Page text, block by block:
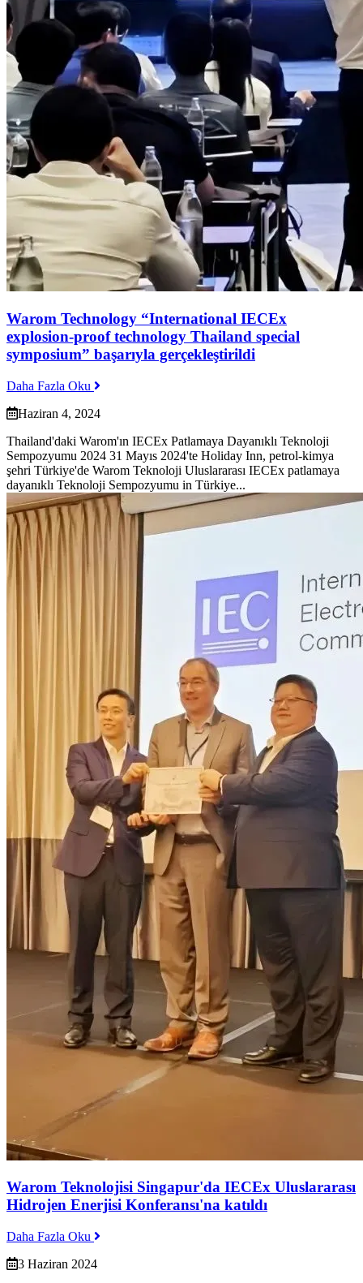
Warom Technology “International IECEx
explosion-proof technology Thailand special
symposium” başarıyla gerçekleştirildi
Daha Fazla Oku
Haziran 4, 2024
Thailand'daki Warom'ın IECEx Patlamaya Dayanıklı Teknoloji
Sempozyumu 2024 31 Mayıs 2024'te Holiday Inn, petrol-kimya
şehri Türkiye'de Warom Teknoloji Uluslararası IECEx patlamaya
dayanıklı Teknoloji Sempozyumu in Türkiye...
Warom Teknolojisi Singapur'da IECEx Uluslararası
Hidrojen Enerjisi Konferansı'na katıldı
Daha Fazla Oku
3 Haziran 2024